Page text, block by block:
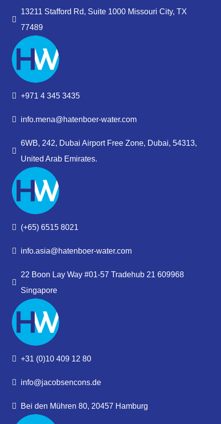
13211 Stafford Rd, Suite 1000 Missouri City, TX
77489
+971 4 345 3435
info.mena@hatenboer-water.com
6WB, 242, Dubai Airport Free Zone, Dubai, 54313,
United Arab Emirates.
(+65) 6515 8021
info.asia@hatenboer-water.com
22 Boon Lay Way #01-57 Tradehub 21 609968
Singapore
+31 (0)10 409 12 80
info@jacobsencons.de
Bei den Mühren 80, 20457 Hamburg